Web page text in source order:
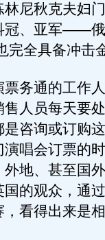
林尼秋克夫妇
冠、亚军——
完全具备冲击
通的工作人
售人员每天要
是咨询或订购
演唱会订票的
外地、甚至国
国的观众，通
看得出来是相